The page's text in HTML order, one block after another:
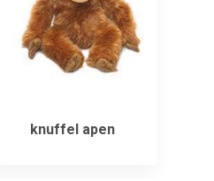
knuffel apen